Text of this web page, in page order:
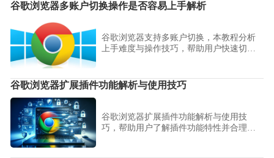
谷歌浏览器多账户切换操作是否容易上手解析
谷歌浏览器支持多账户切换，本教程分析
上手难度与操作技巧，帮助用户快速切换
谷歌浏览器扩展插件功能解析与使用技巧
谷歌浏览器扩展插件功能解析与使用技
巧，帮助用户了解插件功能特性并合理应